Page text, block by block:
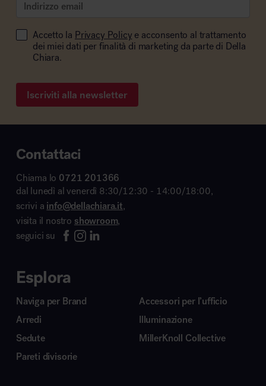
Accetto la Privacy Policy e acconsento al trattamento
dei miei dati per finalità di marketing da parte di Della
Chiara.
Iscriviti alla newsletter
Contattaci
Chiama lo 0721 201366
dal lunedì al venerdì 8:30/12:30 - 14:00/18:00,
scrivi a info@dellachiara.it,
visita il nostro showroom,
seguici su
Esplora
Naviga per Brand
Arredi
Sedute
Pareti divisorie
Accessori per l’ufficio
Illuminazione
MillerKnoll Collective